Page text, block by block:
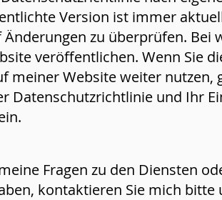
Version ist immer
zu überprüfen. Bei
veröffentlichen. Wenn Sie
meiner Website weiter nutzen,
Datenschutzrichtlinie und Ihr
Fragen zu den Diensten
kontaktieren Sie mich bitte